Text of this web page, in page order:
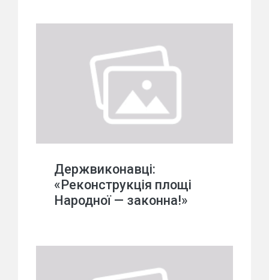
Держвиконавці:
«Реконструкція площі
Народної — законна!»